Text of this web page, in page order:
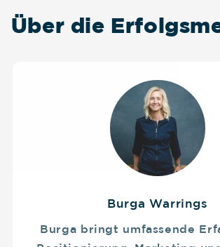
Über die
Burga Warrings
Burga bringt umfassende